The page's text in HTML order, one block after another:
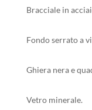
Bracciale in
Fondo serrato a
Ghiera nera e
Vetro minerale.